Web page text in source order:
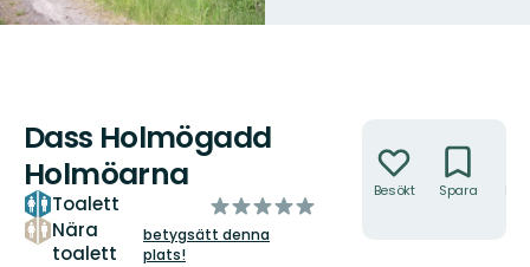
Dass Holmögadd
Holmöarna
Toalett
Nära
toalett
av
5
betygsätt denna
plats!
Besökt Spara